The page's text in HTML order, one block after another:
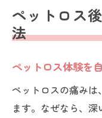
ペットロス
法
ペットロス体験を
ペットロスの痛みは
ます。なぜなら、